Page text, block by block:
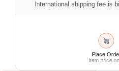
International shipping fee is
Place
item price